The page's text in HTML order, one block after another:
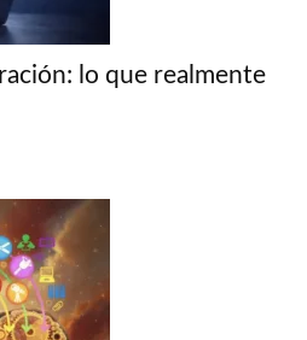
lo que realmente